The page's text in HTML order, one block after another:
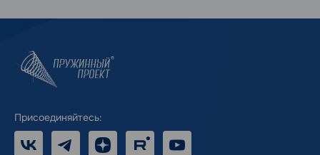
Присоединяйтесь:
Telegram Дзен RUTUBE